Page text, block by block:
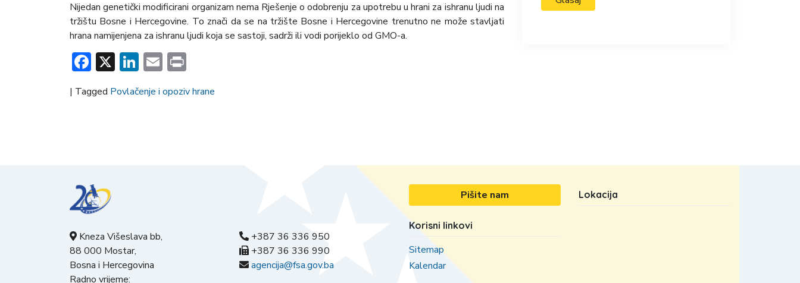
Nijedan genetički modificirani organizam nema Rješenje o odobrenju za upotrebu u hrani za ishranu ljudi na
tržištu Bosne i Hercegovine. To znači da se na tržište Bosne i Hercegovine trenutno ne može stavljati
hrana namijenjena za ishranu ljudi koja se sastoji, sadrži ili vodi porijeklo od GMO-a.
Facebook
X LinkedIn
Email
| Tagged Povlačenje i opoziv hrane
Kneza Višeslava bb,
88 000 Mostar,
Bosna i Hercegovina
Radno vrijeme:
+387 36 336 950
+387 36 336 990
agencija@fsa.gov.ba
Pišite nam
Korisni linkovi
Sitemap
Kalendar
Lokacija